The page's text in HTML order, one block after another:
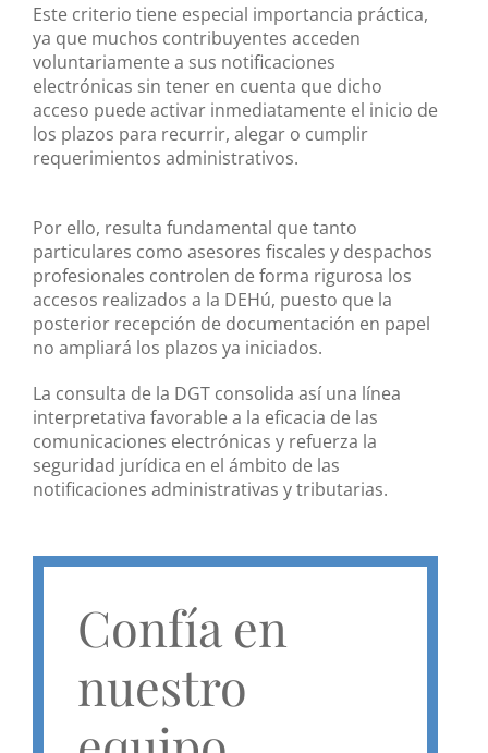
Este criterio tiene especial importancia práctica,
ya que muchos contribuyentes acceden
voluntariamente a sus notificaciones
electrónicas sin tener en cuenta que dicho
acceso puede activar inmediatamente el inicio de
los plazos para recurrir, alegar o cumplir
requerimientos administrativos.
Por ello, resulta fundamental que tanto
particulares como asesores fiscales y despachos
profesionales controlen de forma rigurosa los
accesos realizados a la DEHú, puesto que la
posterior recepción de documentación en papel
no ampliará los plazos ya iniciados.
La consulta de la DGT consolida así una línea
interpretativa favorable a la eficacia de las
comunicaciones electrónicas y refuerza la
seguridad jurídica en el ámbito de las
notificaciones administrativas y tributarias.
Confía en
nuestro